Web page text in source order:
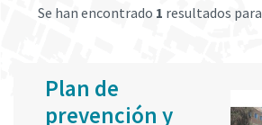
Se han encontrado 1 resultados para
Plan de
prevención y